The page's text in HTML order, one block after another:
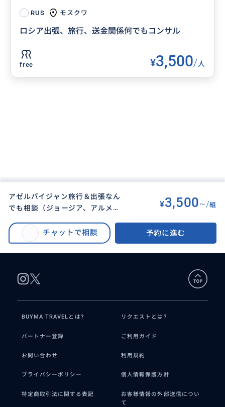
RUS モスクワ
ロシア出張、旅行、送金関係何でもコンサル
free ¥3,500/人
アゼルバイジャン旅行＆出張なん
でも相談（ジョージア、アルメニ
¥3,500~/組
チャットで相談 予約に進む
アゼルバイジャン旅行＆出張なんでも相談（ジョージア、アルメニアの相談も
BUYMA TRAVELとは? リクエストとは?
パートナー登録 ご利用ガイド
お問い合わせ 利用規約
プライバシーポリシー 個人情報保護方針
特定商取引法に関する表記
お客様情報の外部送信につい
て